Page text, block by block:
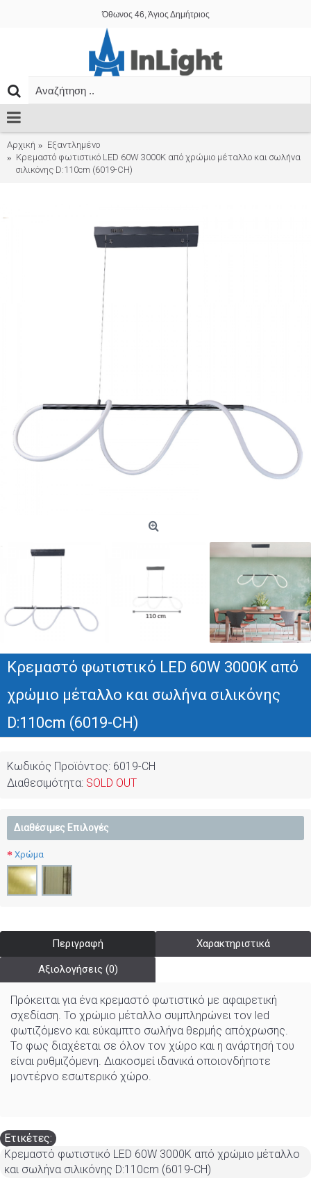
Όθωνος 46, Άγιος Δημήτριος
Αρχική
Εξαντλημένο
Κρεμαστό φωτιστικό LED 60W 3000K από χρώμιο μέταλλο και σωλήνα
σιλικόνης D:110cm (6019-CH)
Κρεμαστό φωτιστικό LED 60W 3000K από
χρώμιο μέταλλο και σωλήνα σιλικόνης
D:110cm (6019-CH)
Κωδικός Προϊόντος: 6019-CH
Διαθεσιμότητα: SOLD OUT
Διαθέσιμες Επιλογές
Χρώμα
Περιγραφή Χαρακτηριστικά
Αξιολογήσεις (0)
Πρόκειται για ένα κρεμαστό φωτιστικό με αφαιρετική
σχεδίαση. Το χρώμιο μέταλλο συμπληρώνει τον led
φωτιζόμενο και εύκαμπτο σωλήνα θερμής απόχρωσης.
Το φως διαχέεται σε όλον τον χώρο και η ανάρτησή του
είναι ρυθμιζόμενη. Διακοσμεί ιδανικά οποιονδήποτε
μοντέρνο εσωτερικό χώρο.
Ετικέτες:
Κρεμαστό φωτιστικό LED 60W 3000K από χρώμιο μέταλλο
και σωλήνα σιλικόνης D:110cm (6019-CH)